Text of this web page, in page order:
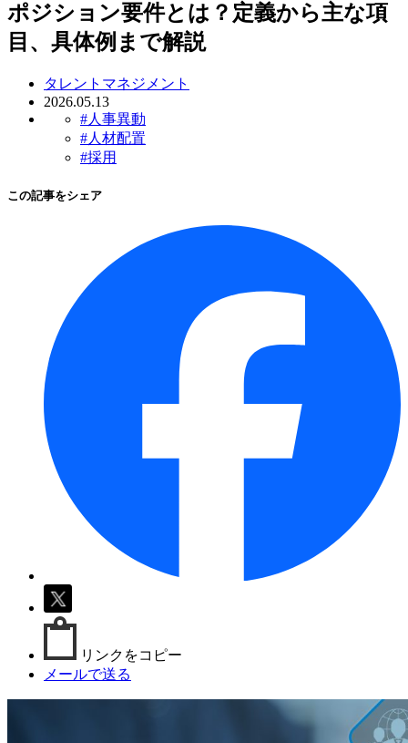
ポジション要件とは？定義から主な項
目、具体例まで解説
タレントマネジメント
2026.05.13
#人事異動
#人材配置
#採用
この記事をシェア
リンクをコピー
メールで送る